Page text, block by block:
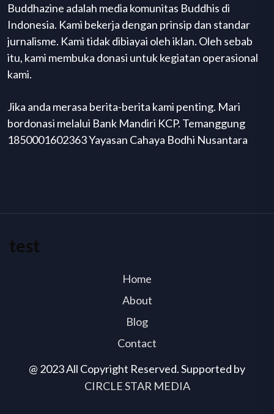
Buddhazine adalah media komunitas Buddhis di
Indonesia. Kami bekerja dengan prinsip dan standar
jurnalisme. Kami tidak dibiayai oleh iklan. Oleh sebab
itu, kami membuka donasi untuk kegiatan operasional
kami.
Jika anda merasa berita-berita kami penting. Mari
bordonasi melalui Bank Mandiri KCP. Temanggung
1850001602363 Yayasan Cahaya Bodhi Nusantara
@ 2023 All Copyright Reserved. Supported by
CIRCLE STAR MEDIA
test
Home
About
Blog
Contact